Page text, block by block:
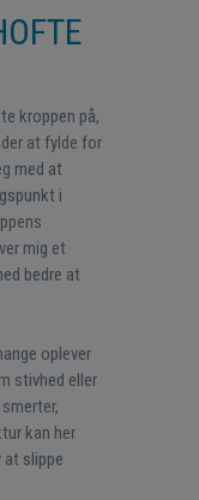
kroppen på,
at fylde for
med at
i
mig et
bedre at
oplever
stivhed eller
kan her
slippe